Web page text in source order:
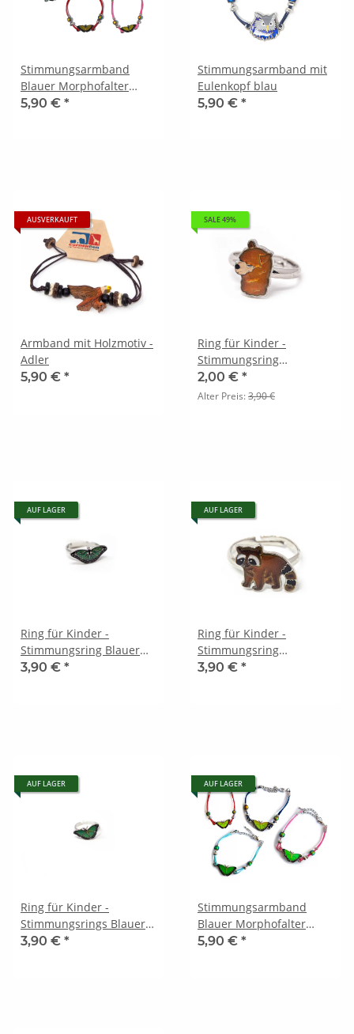
Stimmungsarmband
Blauer Morphofalter
Motiv 1
5,90 € *
Stimmungsarmband mit
Eulenkopf blau
5,90 € *
AUSVERKAUFT
Armband mit Holzmotiv -
Adler
5,90 € *
SALE 49%
Ring für Kinder -
Stimmungsring
Alpakakopf
2,00 € *
Alter Preis:3,90 €
AUF LAGER
Ring für Kinder -
Stimmungsring Blauer
Morphofalter Motiv 1
3,90 € *
AUF LAGER
Ring für Kinder -
Stimmungsring
Waschbär
3,90 € *
AUF LAGER
Ring für Kinder -
Stimmungsrings Blauer
Morphofalter Motiv 2
3,90 € *
AUF LAGER
Stimmungsarmband
Blauer Morphofalter
Motiv 2
5,90 € *